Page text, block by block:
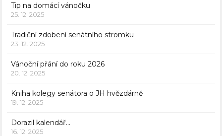
Tip na domácí vánočku
25. 12. 2025
Tradiční zdobení senátního stromku
23. 12. 2025
Vánoční přání do roku 2026
20. 12. 2025
Kniha kolegy senátora o JH hvězdárně
19. 12. 2025
Dorazil kalendář…
16. 12. 2025